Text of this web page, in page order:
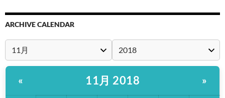
ARCHIVE CALENDAR
« 11月 2018 »